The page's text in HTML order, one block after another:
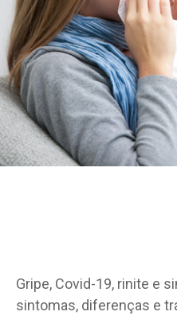
Gripe, Covid-19, rinite e
sintomas, diferenças e